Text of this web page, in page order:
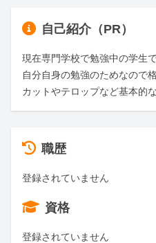
自己紹介（PR）
現在専門学校で勉強中の学生
自分自身の勉強のためなので
カットやテロップなど基本的
職歴
登録されていません
資格
登録されていません